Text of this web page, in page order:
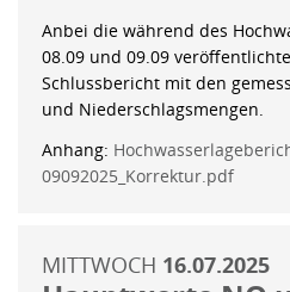
Anbei die während des
08.09 und 09.09
Schlussbericht mit den
und Niederschlagsmengen.
Anhang:
09092025_Korrektur.pdf
MITTWOCH 16.07.2025